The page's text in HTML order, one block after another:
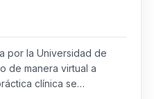
por la Universidad de
de manera virtual a
clínica se…